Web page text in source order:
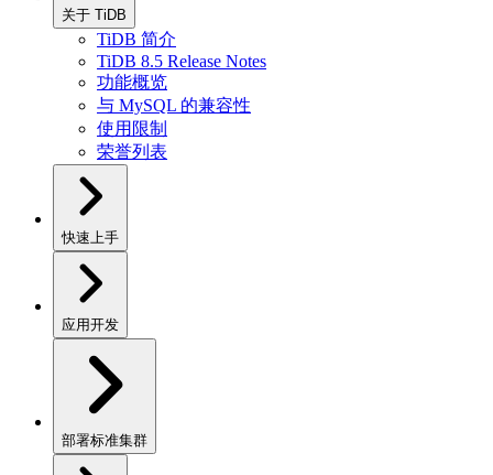
关于 TiDB
TiDB 简介
TiDB 8.5 Release Notes
功能概览
与 MySQL 的兼容性
使用限制
荣誉列表
快速上手
应用开发
部署标准集群